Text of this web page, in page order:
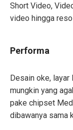
Short Video,
video hingga
Performa
Desain oke, layar
mungkin yang
pake chipset
dibawanya sama